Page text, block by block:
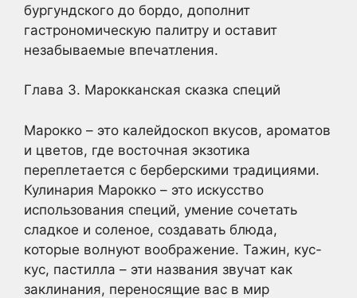
бургундского до бордо, дополнит
гастрономическую палитру и оставит
незабываемые впечатления.
Глава 3. Марокканская сказка специй
Марокко – это калейдоскоп вкусов, ароматов
и цветов, где восточная экзотика
переплетается с берберскими традициями.
Кулинария Марокко – это искусство
использования специй, умение сочетать
сладкое и соленое, создавать блюда,
которые волнуют воображение. Тажин, кус-
кус, пастилла – эти названия звучат как
заклинания, переносящие вас в мир